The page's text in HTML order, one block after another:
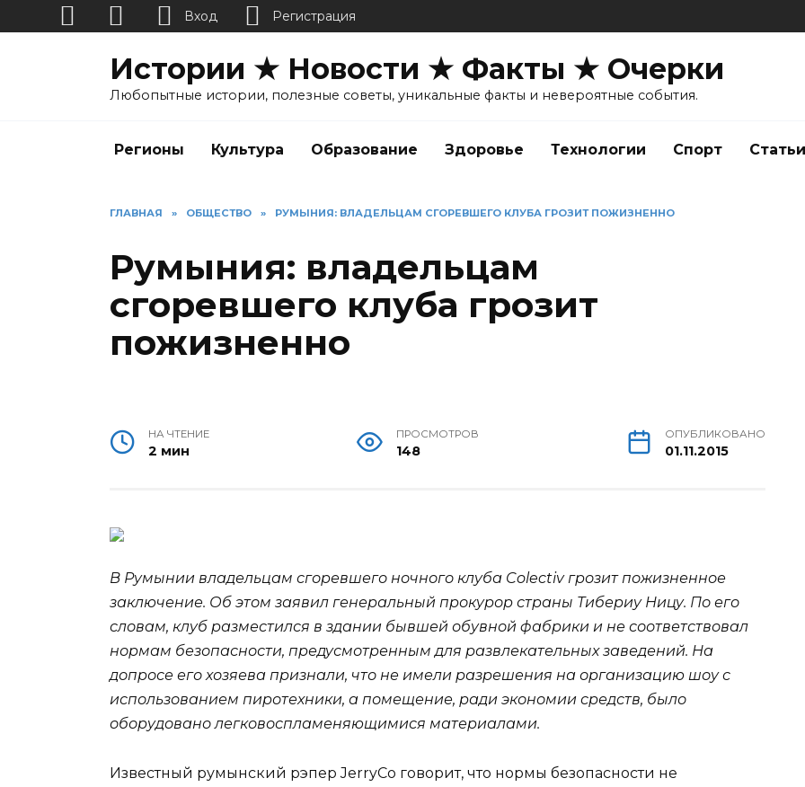
Истории ★ Новости ★ Факты ★ Очерки
Любопытные истории, полезные советы, уникальные факты и невероятные события.
Регионы Культура Образование Здоровье Технологии Спорт Статьи
ГЛАВНАЯ » ОБЩЕСТВО » РУМЫНИЯ: ВЛАДЕЛЬЦАМ СГОРЕВШЕГО КЛУБА ГРОЗИТ ПОЖИЗНЕННО
Румыния: владельцам
сгоревшего клуба грозит
пожизненно
НА ЧТЕНИЕ
2 мин
ПРОСМОТРОВ
148
ОПУБЛИКОВАНО
01.11.2015
В Румынии владельцам сгоревшего ночного клуба Colectiv грозит пожизненное
заключение. Об этом заявил генеральный прокурор страны Тибериу Ницу. По его
словам, клуб разместился в здании бывшей обувной фабрики и не соответствовал
нормам безопасности, предусмотренным для развлекательных заведений. На
допросе его хозяева признали, что не имели разрешения на организацию шоу с
использованием пиротехники, а помещение, ради экономии средств, было
оборудовано легковоспламеняющимися материалами.
Известный румынский рэпер JerryCo говорит, что нормы безопасности не
Вход Регистрация